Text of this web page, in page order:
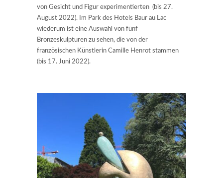
von Gesicht und Figur experimentierten (bis 27.
August 2022). Im Park des Hotels Baur au Lac
wiederum ist eine Auswahl von fünf
Bronzeskulpturen zu sehen, die von der
französischen Künstlerin Camille Henrot stammen
(bis 17. Juni 2022).